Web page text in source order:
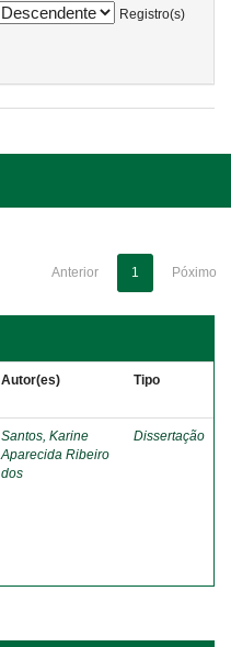
Registro(s)
Anterior 1 Póximo
Autor(es) Tipo
Santos, Karine
Aparecida Ribeiro
dos
Dissertação